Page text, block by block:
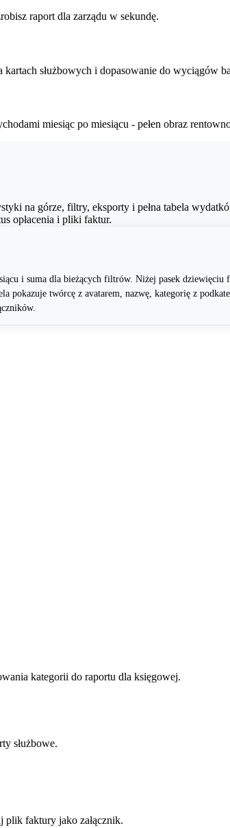
raport dla zarządu w sekundę.
służbowych i dopasowanie do wyciągów
miesiąc po miesiącu - pełen obraz
na górze, filtry, eksporty i pełna tabela
opłacenia i pliki faktur.
i suma dla bieżących filtrów. Niżej pasek
twórcę z avatarem, nazwę, kategorię z
kategorii do raportu dla księgowej.
służbowe.
plik faktury jako załącznik.